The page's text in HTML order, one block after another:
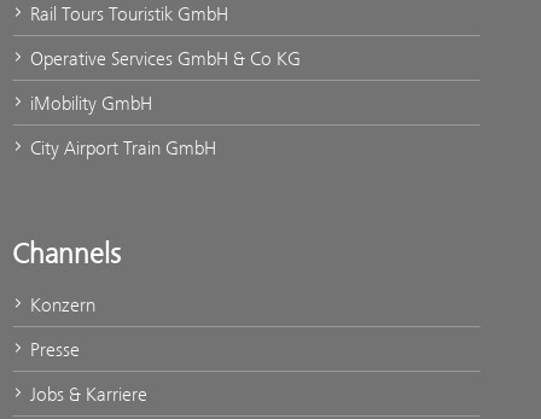
Rail Tours Touristik GmbH
Operative Services GmbH & Co KG
iMobility GmbH
City Airport Train GmbH
Channels
Konzern
Presse
Jobs & Karriere